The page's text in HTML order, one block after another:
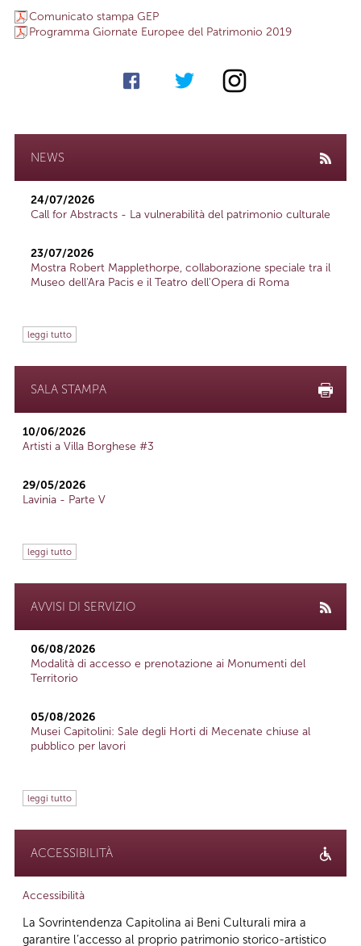
Comunicato stampa GEP
Programma Giornate Europee del Patrimonio 2019
NEWS
24/07/2026
Call for Abstracts - La vulnerabilità del patrimonio culturale
23/07/2026
Mostra Robert Mapplethorpe, collaborazione speciale tra il
Museo dell'Ara Pacis e il Teatro dell'Opera di Roma
leggi tutto
SALA STAMPA
10/06/2026
Artisti a Villa Borghese #3
29/05/2026
Lavinia - Parte V
leggi tutto
AVVISI DI SERVIZIO
06/08/2026
Modalità di accesso e prenotazione ai Monumenti del
Territorio
05/08/2026
Musei Capitolini: Sale degli Horti di Mecenate chiuse al
pubblico per lavori
leggi tutto
ACCESSIBILITÀ
Accessibilità
La Sovrintendenza Capitolina ai Beni Culturali mira a
garantire l’accesso al proprio patrimonio storico-artistico